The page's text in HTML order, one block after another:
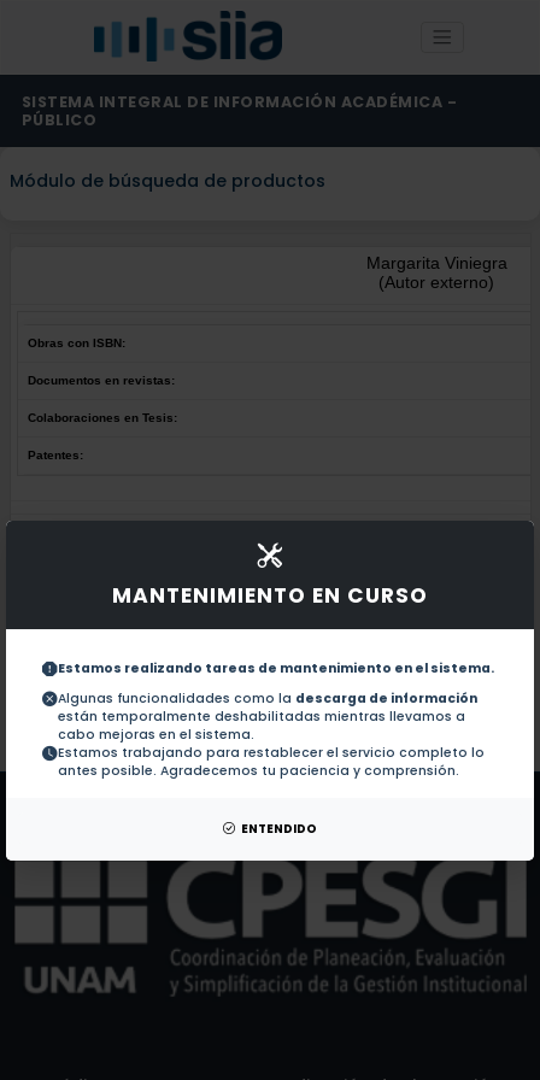
MANTENIMIENTO EN CURSO
Estamos realizando tareas de mantenimiento en el sistema.
Algunas funcionalidades como la descarga de información
están temporalmente deshabilitadas mientras llevamos a
cabo mejoras en el sistema.
Estamos trabajando para restablecer el servicio completo lo
antes posible. Agradecemos tu paciencia y comprensión.
ENTENDIDO
SISTEMA INTEGRAL DE INFORMACIÓN ACADÉMICA -
PÚBLICO
Módulo de búsqueda de productos
Margarita Viniegra
(Autor externo)
Obras con ISBN:
Documentos en revistas:
Colaboraciones en Tesis:
Patentes:
Colaboraciones en Tesis: No hay tesis de este autor.
Patentes: No hay patentes de este autor.